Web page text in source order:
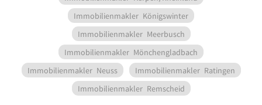
Immobilienmakler Königswinter
Immobilienmakler Meerbusch
Immobilienmakler Mönchengladbach
Immobilienmakler Neuss Immobilienmakler Ratingen
Immobilienmakler Remscheid